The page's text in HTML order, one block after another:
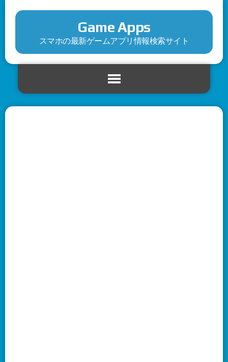
Game Apps
スマホの最新ゲームアプリ情報検索サイト